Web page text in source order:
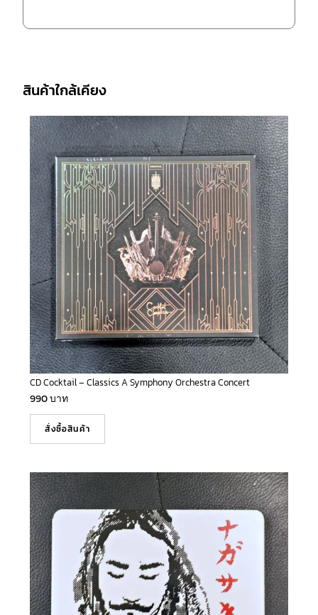
สินค้าใกล้เคียง
CD Cocktail – Classics A Symphony Orchestra Concert
990บาท
สั่งซื้อสินค้า